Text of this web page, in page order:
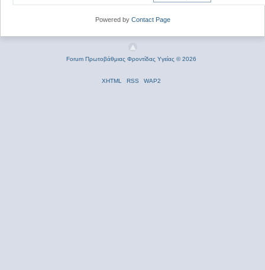
Powered by Contact Page
Forum Πρωτοβάθμιας Φροντίδας Υγείας © 2026
XHTML RSS WAP2